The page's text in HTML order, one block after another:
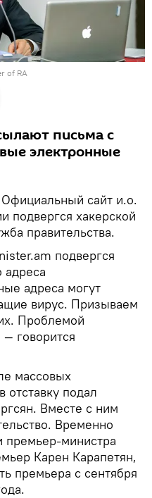
of RA
письма с
электронные
Официальный сайт и.о.
подвергся хакерской
правительства.
подвергся
адреса
адреса могут
вирус. Призываем
Проблемой
говорится
массовых
отставку подал
Вместе с ним
Временно
премьер-министра
Карен Карапетян,
премьера с сентября